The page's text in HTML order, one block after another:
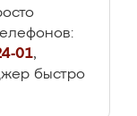
01,
быстро